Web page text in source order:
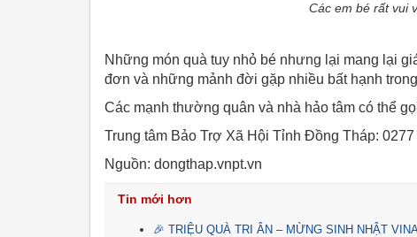
Các em bé rất vui
Những món quà tuy nhỏ bé nhưng lại mang lại
đơn và những mảnh đời gặp nhiều bất hạnh
Các mạnh thường quân và nhà hảo tâm có thể
Trung tâm Bảo Trợ Xã Hội Tỉnh Đồng Tháp: 0277
Nguồn: dongthap.vnpt.vn
Tin mới hơn
🎉 TRIỆU QUÀ TRI ÂN – MỪNG SINH NHẬT